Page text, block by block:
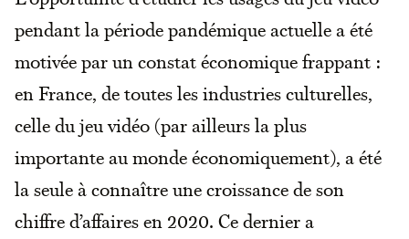
pendant la période pandémique actuelle a été
motivée par un constat économique frappant :
en France, de toutes les industries culturelles,
celle du jeu vidéo (par ailleurs la plus
importante au monde économiquement), a été
la seule à connaître une croissance de son
chiffre d’affaires en 2020. Ce dernier a